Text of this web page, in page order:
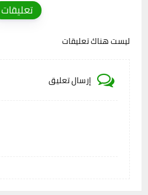
تعليقات
ليست هناك تعليقات
إرسال تعليق